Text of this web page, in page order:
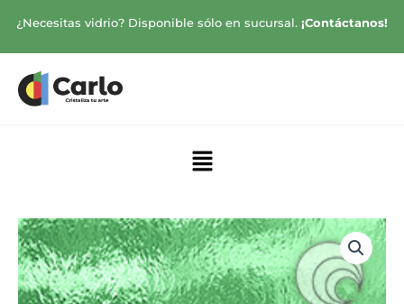
contenido
¿Necesitas vidrio? Disponible sólo en sucursal. ¡Contáctanos!
Menú